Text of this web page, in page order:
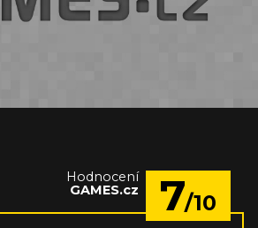
Hodnocení
GAMES.cz
7/10